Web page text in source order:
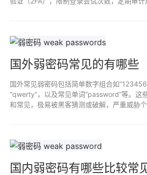
国外弱密码常见的有哪些
国外常见弱密码包括简单数字组合如
“qwerty”，以及常见单词“password”等。这
和常见，极易被黑客猜测或破解，严重威胁
国内弱密码有哪些比较常